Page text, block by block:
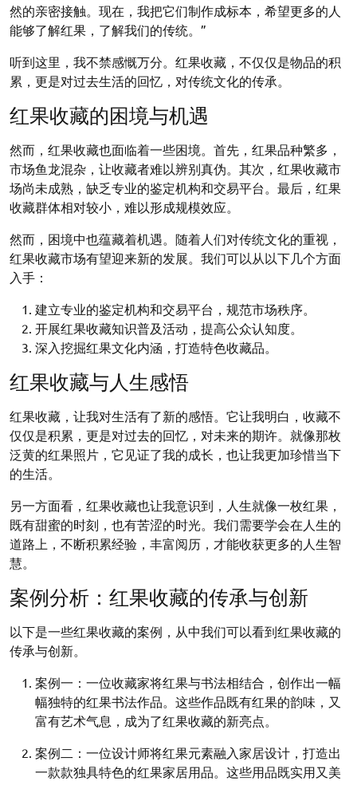
然的亲密接触。现在，我把它们制作成标本，希望更多的人
能够了解红果，了解我们的传统。”
听到这里，我不禁感慨万分。红果收藏，不仅仅是物品的积
累，更是对过去生活的回忆，对传统文化的传承。
红果收藏的困境与机遇
然而，红果收藏也面临着一些困境。首先，红果品种繁多，
市场鱼龙混杂，让收藏者难以辨别真伪。其次，红果收藏市
场尚未成熟，缺乏专业的鉴定机构和交易平台。最后，红果
收藏群体相对较小，难以形成规模效应。
然而，困境中也蕴藏着机遇。随着人们对传统文化的重视，
红果收藏市场有望迎来新的发展。我们可以从以下几个方面
入手：
建立专业的鉴定机构和交易平台，规范市场秩序。
开展红果收藏知识普及活动，提高公众认知度。
深入挖掘红果文化内涵，打造特色收藏品。
红果收藏与人生感悟
红果收藏，让我对生活有了新的感悟。它让我明白，收藏不
仅仅是积累，更是对过去的回忆，对未来的期许。就像那枚
泛黄的红果照片，它见证了我的成长，也让我更加珍惜当下
的生活。
另一方面看，红果收藏也让我意识到，人生就像一枚红果，
既有甜蜜的时刻，也有苦涩的时光。我们需要学会在人生的
道路上，不断积累经验，丰富阅历，才能收获更多的人生智
慧。
案例分析：红果收藏的传承与创新
以下是一些红果收藏的案例，从中我们可以看到红果收藏的
传承与创新。
案例一：一位收藏家将红果与书法相结合，创作出一幅
幅独特的红果书法作品。这些作品既有红果的韵味，又
富有艺术气息，成为了红果收藏的新亮点。
案例二：一位设计师将红果元素融入家居设计，打造出
一款款独具特色的红果家居用品。这些用品既实用又美